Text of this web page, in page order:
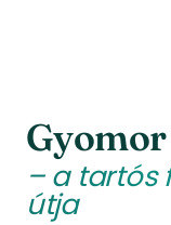
– a tartós
útja